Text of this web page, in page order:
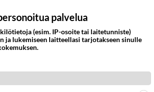
elämään
KASARI
palvelua
(esim. IP-osoite tai laitetunniste)
ja lukemiseen laitteellasi tarjotakseen sinulle